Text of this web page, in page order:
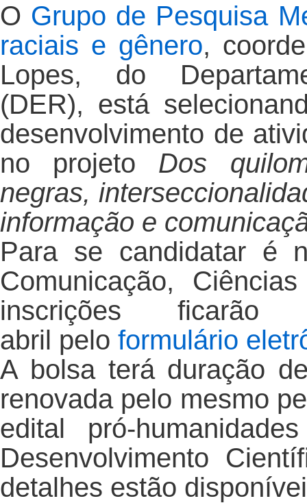
O Grupo de Pesquisa
raciais e gênero,
Lopes, do
(DER), está
desenvolvimento de
no projeto Dos
negras,
informação e
Para se candidatar é
Comunicação,
inscrições
abril pelo formulário
A bolsa terá duração
renovada pelo mesmo
edital pró-
Desenvolvimento
detalhes estão